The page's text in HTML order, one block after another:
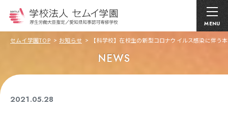
MENU
セムイ学園TOP お知らせ 【科学校】在校生の新型コロナウイルス感染に伴う
NEWS
2021.05.28